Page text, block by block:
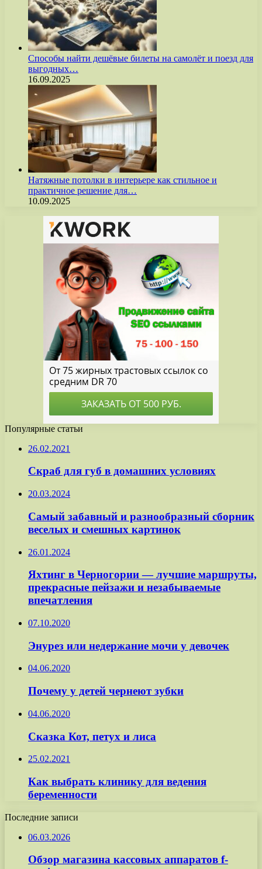
Способы найти дешёвые билеты на самолёт и поезд для
выгодных…
16.09.2025
Натяжные потолки в интерьере как стильное и
практичное решение для…
10.09.2025
Популярные статьи
26.02.2021
Скраб для губ в домашних условиях
20.03.2024
Самый забавный и разнообразный сборник
веселых и смешных картинок
26.01.2024
Яхтинг в Черногории — лучшие маршруты,
прекрасные пейзажи и незабываемые
впечатления
07.10.2020
Энурез или недержание мочи у девочек
04.06.2020
Почему у детей чернеют зубки
04.06.2020
Сказка Кот, петух и лиса
25.02.2021
Как выбрать клинику для ведения
беременности
Последние записи
06.03.2026
Обзор магазина кассовых аппаратов f-